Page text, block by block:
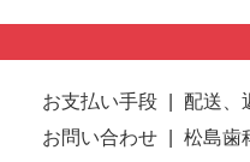
お支払い手段 配送、
お問い合わせ
松島歯